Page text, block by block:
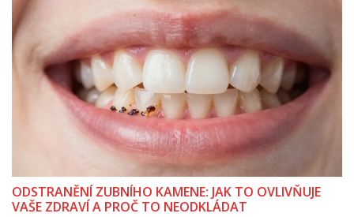
ODSTRANĚNÍ ZUBNÍHO KAMENE: JAK TO OVLIVŇUJE
VAŠE ZDRAVÍ A PROČ TO NEODKLÁDAT